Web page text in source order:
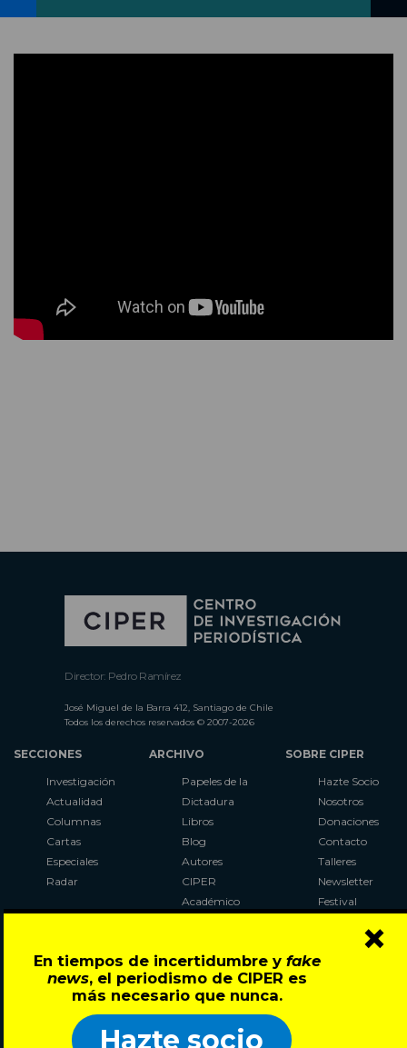
En tiempos de incertidumbre y fake
news, el periodismo de CIPER es
más necesario que nunca.
Hazte socio
×
Director: Pedro Ramírez
José Miguel de la Barra 412, Santiago de Chile
Todos los derechos reservados © 2007-2026
SECCIONES
Investigación
Actualidad
Columnas
Cartas
Especiales
Radar
ARCHIVO
Papeles de la
Dictadura
Libros
Blog
Autores
CIPER
Académico
Al Plebiscito
con CIPER
SOBRE CIPER
Hazte Socio
Nosotros
Donaciones
Contacto
Talleres
Newsletter
Festival